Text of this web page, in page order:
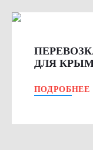
ДЛЯ
ПОДРОБНЕЕ